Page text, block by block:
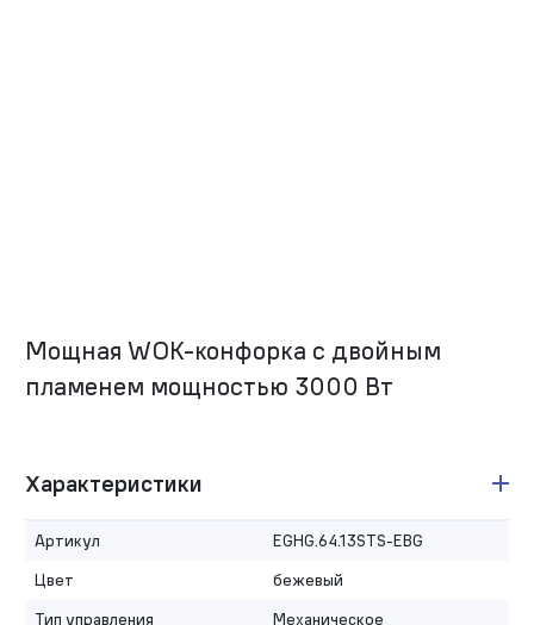
Мощная WOK-конфорка с двойным
пламенем мощностью 3000 Вт
Характеристики
Артикул
EGHG.64.13STS-EBG
Цвет
бежевый
Тип управления
Механическое